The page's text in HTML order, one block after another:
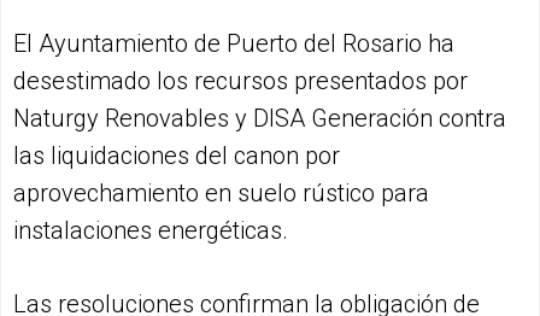
El Ayuntamiento de Puerto del Rosario ha
desestimado los recursos presentados por
Naturgy Renovables y DISA Generación contra
las liquidaciones del canon por
aprovechamiento en suelo rústico para
instalaciones energéticas.
Las resoluciones confirman la obligación de